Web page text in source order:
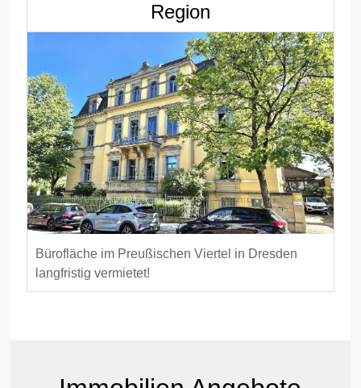
Region
Bürofläche im Preußischen Viertel in Dresden
langfristig vermietet!